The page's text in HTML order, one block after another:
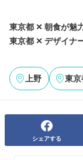
Lounge
20:00
心落ち着く
東京都 ✕ 朝食が魅
東京都 ✕ デザイナ
上野 東京
シェアする